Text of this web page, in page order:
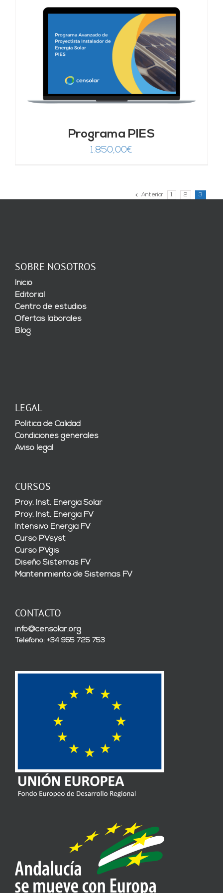
Programa PIES
1.850,00€
Anterior 1 2 3
SOBRE NOSOTROS
Inicio
Editorial
Centro de estudios
Ofertas laborales
Blog
LEGAL
Política de Calidad
Condiciones generales
Aviso legal
CURSOS
Proy. Inst. Energía Solar
Proy. Inst. Energía FV
Intensivo Energía FV
Curso PVsyst
Curso PVgis
Diseño Sistemas FV
Mantenimiento de Sistemas FV
CONTACTO
info@censolar.org
Teléfono: +34 955 725 753